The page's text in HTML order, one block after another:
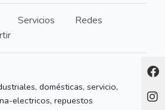
Servicios
Redes
domésticas, servicio,
electricos, repuestos